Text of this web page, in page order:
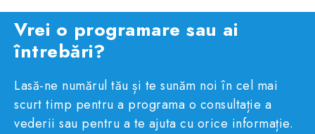
Vrei o programare sau ai
întrebări?
Lasă-ne numărul tău și te sunăm noi în cel mai
scurt timp pentru a programa o consultație a
vederii sau pentru a te ajuta cu orice informație.